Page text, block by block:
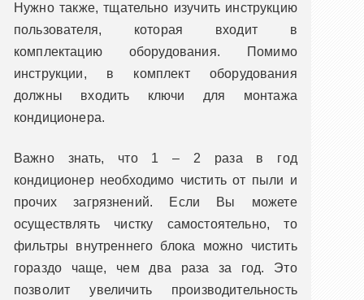
Нужно также, тщательно изучить инструкцию
пользователя, которая входит в
комплектацию оборудования. Помимо
инструкции, в комплект оборудования
должны входить ключи для монтажа
кондиционера.
Важно знать, что 1 – 2 раза в год
кондиционер необходимо чистить от пыли и
прочих загрязнений. Если Вы можете
осуществлять чистку самостоятельно, то
фильтры внутреннего блока можно чистить
гораздо чаще, чем два раза за год. Это
позволит увеличить производительность